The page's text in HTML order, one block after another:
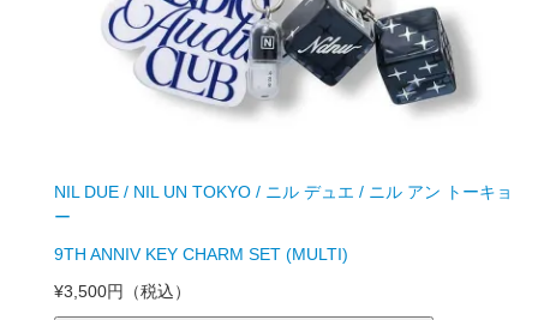
NIL DUE / NIL UN TOKYO / ニル デュエ / ニル アン トーキョ
ー
9TH ANNIV KEY CHARM SET (MULTI)
¥3,500円
（税込）